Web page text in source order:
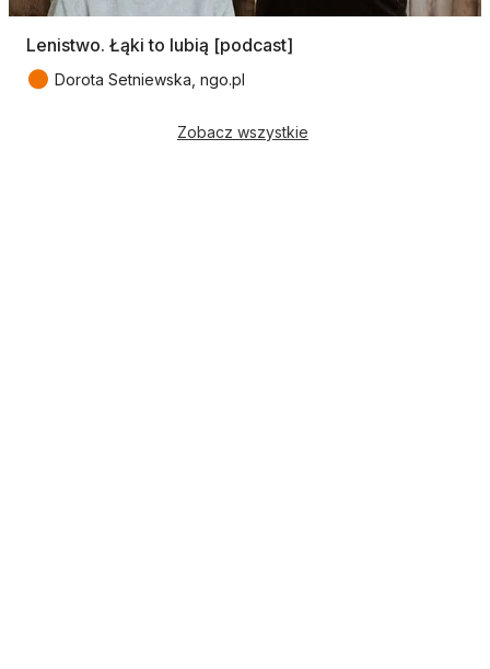
Lenistwo. Łąki to lubią [podcast]
● Dorota Setniewska, ngo.pl
Zobacz wszystkie